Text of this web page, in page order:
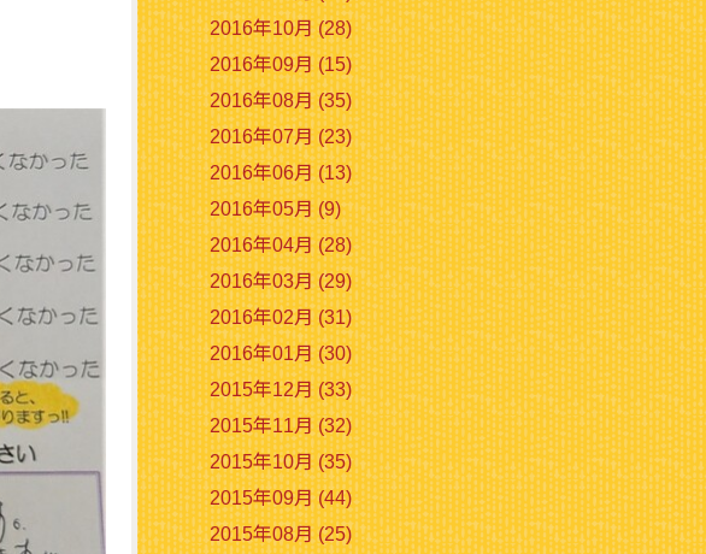
2016年10月 (28)
2016年09月 (15)
2016年08月 (35)
2016年07月 (23)
2016年06月 (13)
2016年05月 (9)
2016年04月 (28)
2016年03月 (29)
2016年02月 (31)
2016年01月 (30)
2015年12月 (33)
2015年11月 (32)
2015年10月 (35)
2015年09月 (44)
2015年08月 (25)